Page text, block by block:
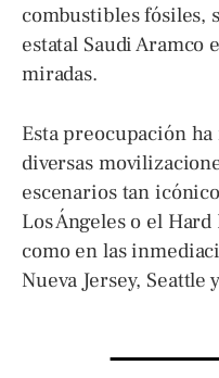
combustibles fósiles,
estatal Saudi Aramco
miradas.
Esta preocupación
diversas
escenarios tan
Los Ángeles o el
como en las
Nueva Jersey, Seattle